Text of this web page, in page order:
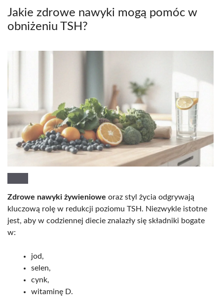
Jakie zdrowe nawyki mogą pomóc w
obniżeniu TSH?
Zdrowe nawyki żywieniowe oraz styl życia odgrywają
kluczową rolę w redukcji poziomu TSH. Niezwykle istotne
jest, aby w codziennej diecie znalazły się składniki bogate
w:
jod,
selen,
cynk,
witaminę D.